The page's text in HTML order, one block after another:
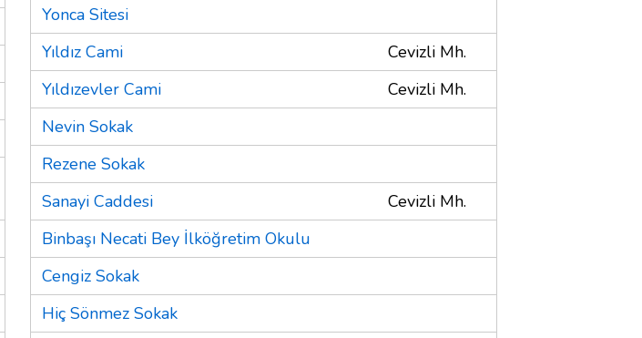
Yonca Sitesi
Yıldız Cami
Cevizli Mh.
Yıldızevler Cami
Cevizli Mh.
Nevin Sokak
Rezene Sokak
Sanayi Caddesi
Cevizli Mh.
Binbaşı Necati Bey İlköğretim Okulu
Cengiz Sokak
Hiç Sönmez Sokak